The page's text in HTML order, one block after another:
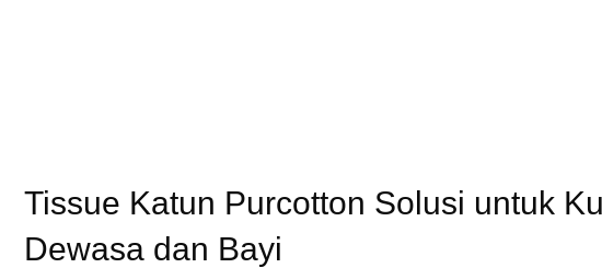
Tissue Katun Purcotton Solusi untuk
Dewasa dan Bayi